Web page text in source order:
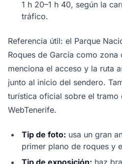
1 h 20–1 h 40, según la
tráfico.
Referencia útil: el Parque
Roques de García como
menciona el acceso y la ruta
junto al inicio del sendero.
turística oficial sobre el tramo
WebTenerife.
Tip de foto: usa un gran
primer plano de roques y